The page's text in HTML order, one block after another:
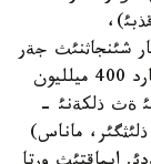
ويپاتئ جاتئر. 750 وزةنئ بار شئنجاثنئث جةر
بةتئ سؤئنئث جئلدئق اعئس مولشةرئ 88 ميلليارد 400 ميلليون
ةث ذلكةنئ -
ماناس)